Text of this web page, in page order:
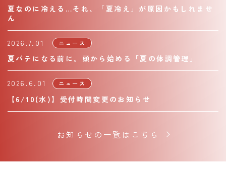
夏なのに冷える…それ、「夏冷え」が原因かもしれませ
ん
2026.7.01 ニュース
夏バテになる前に。頭から始める「夏の体調管理」
2026.6.01 ニュース
【6/10(水)】受付時間変更のお知らせ
お知らせの一覧はこちら